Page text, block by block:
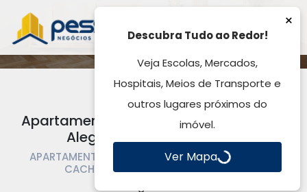
Apartamento para Locação, Vila Vista
Alegre - Cachoeirinha, RS
APARTAMENTO PARA LOCAÇÃO | APARTAMENTO |
CACHOEIRINHA | VILA VISTA ALEGRE
×
Descubra Tudo ao Redor!
Veja Escolas, Mercados,
Hospitais, Meios de Transporte e
outros lugares próximos do
imóvel.
Ver Mapa